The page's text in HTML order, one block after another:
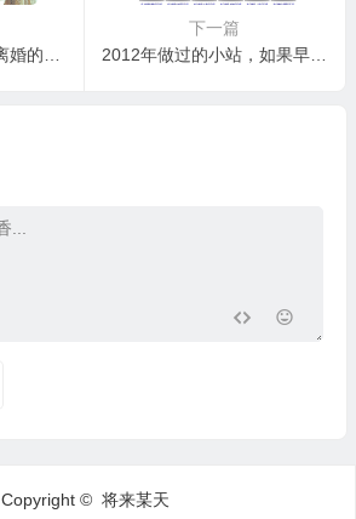
下一篇
2012年做过的小站，如果早日偿到美金甜头，应该能坚持下来！
Copyright © 将来某天